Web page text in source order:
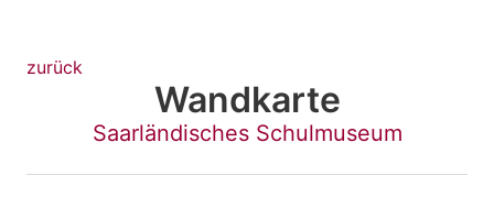
zurück
Wandkarte
Saarländisches Schulmuseum